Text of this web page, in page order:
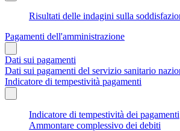
Risultati delle indagini sulla
Pagamenti dell'amministrazione
Dati sui pagamenti
Dati sui pagamenti del servizio sanitario
Indicatore di tempestività pagamenti
Indicatore di tempestività dei pagamenti
Ammontare complessivo dei debiti